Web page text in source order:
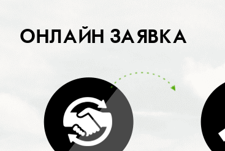
ОНЛАЙН ЗАЯВКА